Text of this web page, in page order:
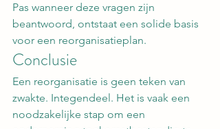
Pas wanneer deze vragen zijn
beantwoord, ontstaat een solide basis
voor een reorganisatieplan.
Conclusie
Een reorganisatie is geen teken van
zwakte. Integendeel. Het is vaak een
noodzakelijke stap om een